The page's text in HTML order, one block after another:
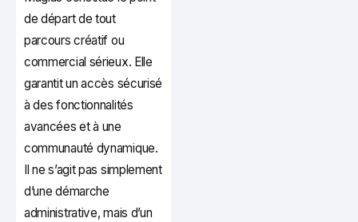
de départ de tout
parcours créatif ou
commercial sérieux. Elle
garantit un accès sécurisé
à des fonctionnalités
avancées et à une
communauté dynamique.
Il ne s’agit pas simplement
d’une démarche
administrative, mais d’un